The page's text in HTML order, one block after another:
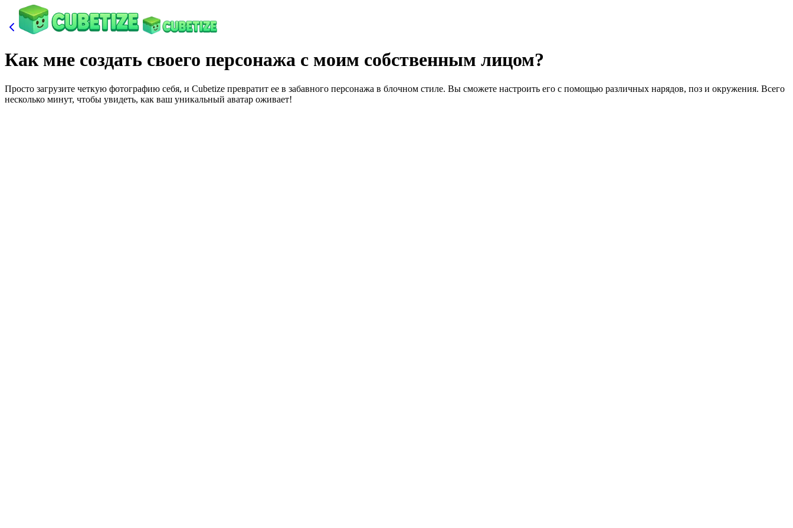
Как мне создать своего персонажа с моим собственным лицом?
Просто загрузите четкую фотографию себя, и Cubetize превратит ее в забавного персонажа в блочном стиле. Вы сможете настроить его с помощью различных нарядов, поз и окружения. Всего
несколько минут, чтобы увидеть, как ваш уникальный аватар оживает!